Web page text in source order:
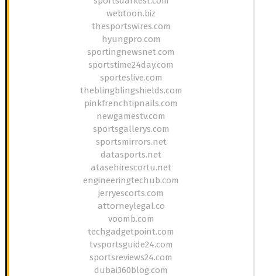
webtoon.biz
thesportswires.com
hyungpro.com
sportingnewsnet.com
sportstime24day.com
sporteslive.com
theblingblingshields.com
pinkfrenchtipnails.com
newgamestv.com
sportsgallerys.com
sportsmirrors.net
datasports.net
atasehirescortu.net
engineeringtechub.com
jerryescorts.com
attorneylegal.co
voomb.com
techgadgetpoint.com
tvsportsguide24.com
sportsreviews24.com
dubai360blog.com